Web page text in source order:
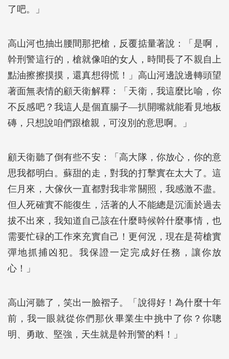
了吧。」
高山河也抽出腰間那把槍，反覆掂量著說：「是啊，
幹刑警這行的，槍就像咱的女人，時間長了不親自上
點油擦擦摸摸，還真想得慌！」高山河邊說邊轉頭望
著面無表情的顧天衛解釋：「天衛，我這麼比喻，你
不反感吧？我這人是個直腸子—扒開嘴就能看見地板
磚，只想說咱們跟槍親，可沒別的意思啊。」
顧天衛聽了倒有些不安：「高大隊，你放心，你的意
思我都明白。蘇甜的走，對我的打擊實在太大了。這
仨月來，大傢伙一直都對我非常關照，我感激不盡。
但人死確實不能復生，活著的人不能總是沉湎於過去
拔不出來，我知道自己該在什麼時候幹什麼事情，也
需要忙碌的工作來充實自己！更何況，現在是荷槍實
彈地抓捕凶犯。我保證一定完成好任務，讓你放
心！」
高山河聽了，笑出一臉褶子。「說得好！為什麼十年
前，我一眼就從你們那伙畢業生中挑中了你？你聰
明、勇敢、堅強，天生就是幹刑警的料！」